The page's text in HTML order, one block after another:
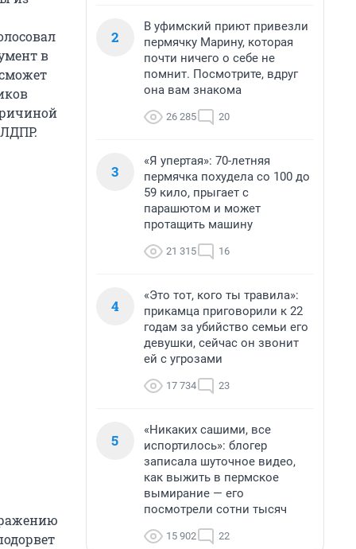
в
2
В уфимский приют привезли
пермячку Марину, которая
почти ничего о себе не
помнит. Посмотрите, вдруг
она вам знакома
26 285 20
3
«Я упертая»: 70-летняя
пермячка похудела со 100 до
59 кило, прыгает с
парашютом и может
протащить машину
21 315 16
4
«Это тот, кого ты травила»:
прикамца приговорили к 22
годам за убийство семьи его
девушки, сейчас он звонит
ей с угрозами
17 734 23
5
«Никаких сашими, все
испортилось»: блогер
записала шуточное видео,
как выжить в пермское
вымирание — его
посмотрели сотни тысяч
15 902 22